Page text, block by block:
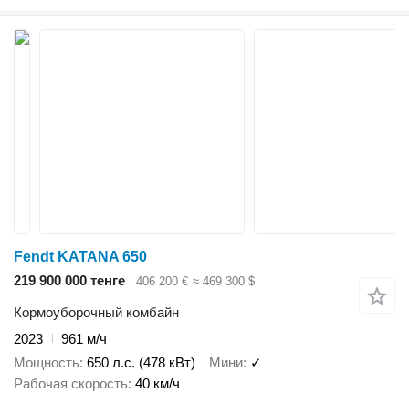
Fendt KATANA 650
219 900 000 тенге
406 200 € ≈ 469 300 $
Кормоуборочный комбайн
2023
961 м/ч
Мощность 650 л.с. (478 кВт) Мини ✓
Рабочая скорость 40 км/ч